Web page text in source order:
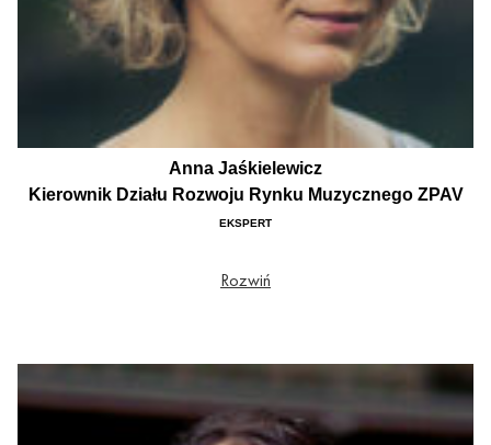
Anna Jaśkielewicz
Kierownik Działu Rozwoju Rynku Muzycznego ZPAV
EKSPERT
2006 r., koordynatorka Nagród Muzycznych Fryderyk, współorganizatorka
Wydziale Nauk Ekonomicznych oraz Studiów podyplomowych w zakresie
Rozwiń